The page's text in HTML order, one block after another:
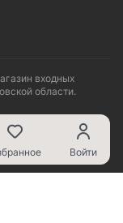
входных
области.
Войти